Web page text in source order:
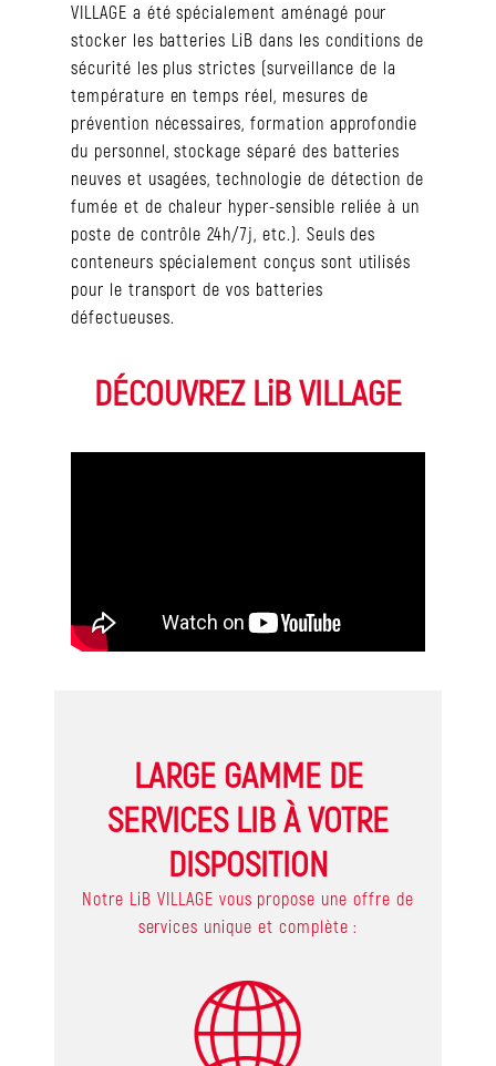
VILLAGE a été spécialement aménagé pour
stocker les batteries LiB dans les conditions de
sécurité les plus strictes (surveillance de la
température en temps réel, mesures de
prévention nécessaires, formation approfondie
du personnel, stockage séparé des batteries
neuves et usagées, technologie de détection de
fumée et de chaleur hyper-sensible reliée à un
poste de contrôle 24h/7j, etc.). Seuls des
conteneurs spécialement conçus sont utilisés
pour le transport de vos batteries
défectueuses.
DÉCOUVREZ LiB VILLAGE
LARGE GAMME DE
SERVICES LIB À VOTRE
DISPOSITION
Notre LiB VILLAGE vous propose une offre de
services unique et complète :